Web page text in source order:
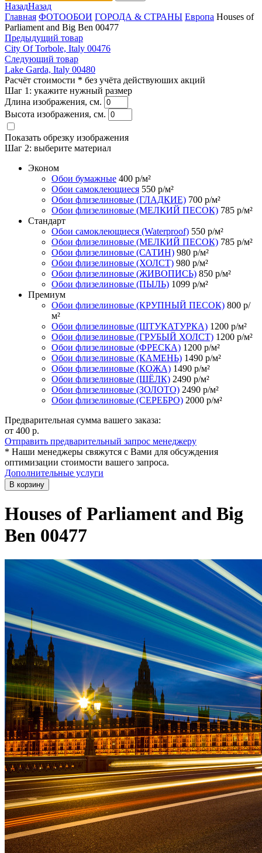
НазадНазад
Главная ФОТООБОИ ГОРОДА & СТРАНЫ Европа Houses of
Parliament and Big Ben 00477
Предыдущий товар
City Of Torbole, Italy 00476
Следующий товар
Lake Garda, Italy 00480
Расчёт стоимости * без учёта действуюших акций
Шаг 1: укажите нужный размер
Длина изображения, см.
Высота изображения, см.
Показать обрезку изображения
Шаг 2: выберите материал
Эконом
Обои бумажные 400 р/м²
Обои самоклеющиеся 550 р/м²
Обои флизелиновые (ГЛАДКИЕ) 700 р/м²
Обои флизелиновые (МЕЛКИЙ ПЕСОК) 785 р/м²
Стандарт
Обои самоклеющиеся (Waterproof) 550 р/м²
Обои флизелиновые (МЕЛКИЙ ПЕСОК) 785 р/м²
Обои флизелиновые (САТИН) 980 р/м²
Обои флизелиновые (ХОЛСТ) 980 р/м²
Обои флизелиновые (ЖИВОПИСЬ) 850 р/м²
Обои флизелиновые (ПЫЛЬ) 1099 р/м²
Премиум
Обои флизелиновые (КРУПНЫЙ ПЕСОК) 800 р/
м²
Обои флизелиновые (ШТУКАТУРКА) 1200 р/м²
Обои флизелиновые (ГРУБЫЙ ХОЛСТ) 1200 р/м²
Обои флизелиновые (ФРЕСКА) 1200 р/м²
Обои флизелиновые (КАМЕНЬ) 1490 р/м²
Обои флизелиновые (КОЖА) 1490 р/м²
Обои флизелиновые (ШЁЛК) 2490 р/м²
Обои флизелиновые (ЗОЛОТО) 2490 р/м²
Обои флизелиновые (СЕРЕБРО) 2000 р/м²
Предварительная сумма вашего заказа:
от 400 р.
Отправить предварительный запрос менеджеру
* Наши менеджеры свяжутся с Вами для обсуждения
оптимизации стоимости вашего запроса.
Дополнительные услуги
В корзину
Houses of Parliament and Big
Ben 00477